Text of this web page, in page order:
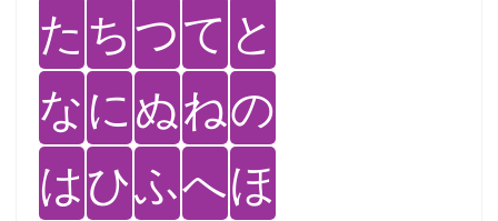
た ちつて と
なにぬねの
はひふへほ